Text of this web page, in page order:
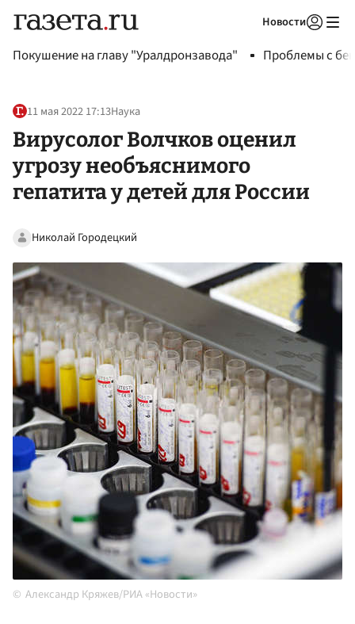
Новости
Покушение на главу "Уралдронзавода" Проблемы с
11 мая 2022 17:13Наука
Вирусолог Волчков оценил
угрозу необъяснимого
гепатита у детей для России
Николай Городецкий
Александр Кряжев/РИА «Новости»